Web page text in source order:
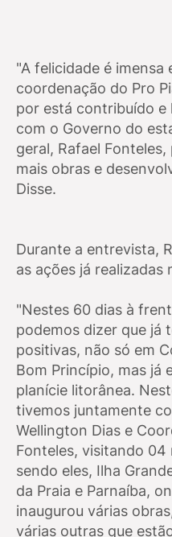
"A felicidade é imensa
coordenação do Pro
por está contribuído e
com o Governo do
geral, Rafael
mais obras e
Disse.
Durante a entrevista,
as ações já realizadas
"Nestes 60 dias à
podemos dizer que já
positivas, não só em
Bom Princípio, mas já
planície litorânea.
tivemos juntamente
Wellington Dias e
Fonteles, visitando
sendo eles, Ilha
da Praia e Parnaíba,
inaugurou várias
várias outras que